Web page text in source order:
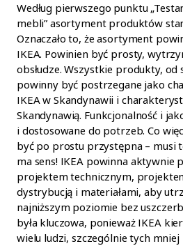
Według pierwszego punktu
mebli” asortyment produktów
Oznaczało to, że asortyment
IKEA. Powinien być prosty,
obsłudze. Wszystkie produkty,
powinny być postrzegane jako
IKEA w Skandynawii i
Skandynawią. Funkcjonalność i
i dostosowane do potrzeb. Co
być po prostu przystępna – musi
ma sens! IKEA powinna aktywnie
projektem technicznym,
dystrybucją i materiałami, aby
najniższym poziomie bez
była kluczowa, ponieważ IKEA
wielu ludzi, szczególnie tych mniej